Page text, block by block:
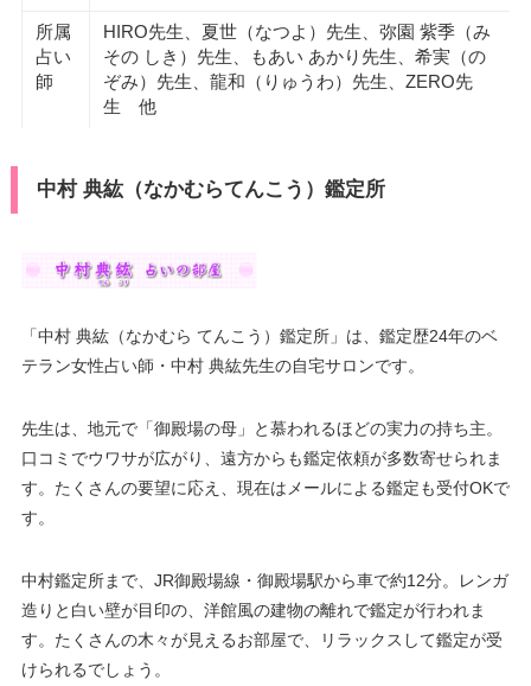
所属
占い
師
HIRO先生、夏世（なつよ）先生、弥園 紫季（み
その しき）先生、もあい あかり先生、希実（の
ぞみ）先生、龍和（りゅうわ）先生、ZERO先
生 他
中村 典紘（なかむらてんこう）鑑定所
「中村 典紘（なかむら てんこう）鑑定所」は、鑑定歴24年のベ
テラン女性占い師・中村 典紘先生の自宅サロンです。
先生は、地元で「御殿場の母」と慕われるほどの実力の持ち主。
口コミでウワサが広がり、遠方からも鑑定依頼が多数寄せられま
す。たくさんの要望に応え、現在はメールによる鑑定も受付OKで
す。
中村鑑定所まで、JR御殿場線・御殿場駅から車で約12分。レンガ
造りと白い壁が目印の、洋館風の建物の離れで鑑定が行われま
す。たくさんの木々が見えるお部屋で、リラックスして鑑定が受
けられるでしょう。